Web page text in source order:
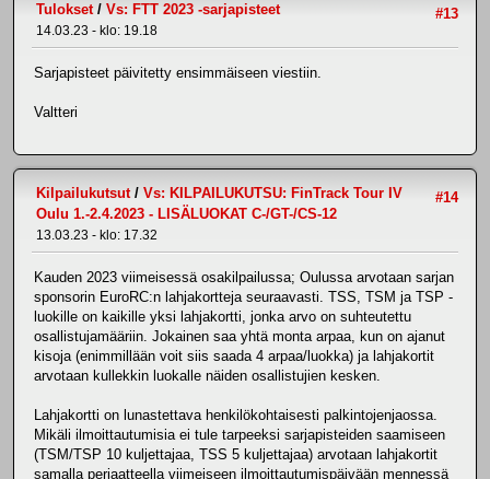
#13
Tulokset/ Vs: FTT 2023 -sarjapisteet
14.03.23 - klo: 19.18
Sarjapisteet päivitetty ensimmäiseen viestiin.
Valtteri
#14
Kilpailukutsut/ Vs: KILPAILUKUTSU: FinTrack Tour IV
Oulu 1.-2.4.2023 - LISÄLUOKAT C-/GT-/CS-12
13.03.23 - klo: 17.32
Kauden 2023 viimeisessä osakilpailussa; Oulussa arvotaan sarjan
sponsorin EuroRC:n lahjakortteja seuraavasti. TSS, TSM ja TSP -
luokille on kaikille yksi lahjakortti, jonka arvo on suhteutettu
osallistujamääriin. Jokainen saa yhtä monta arpaa, kun on ajanut
kisoja (enimmillään voit siis saada 4 arpaa/luokka) ja lahjakortit
arvotaan kullekkin luokalle näiden osallistujien kesken.
Lahjakortti on lunastettava henkilökohtaisesti palkintojenjaossa.
Mikäli ilmoittautumisia ei tule tarpeeksi sarjapisteiden saamiseen
(TSM/TSP 10 kuljettajaa, TSS 5 kuljettajaa) arvotaan lahjakortit
samalla periaatteella viimeiseen ilmoittautumispäivään mennessä